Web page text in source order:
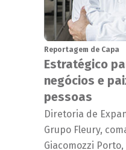
Reportagem de Capa
Estratégico
negócios e
pessoas
Diretoria de
Grupo Fleury,
Giacomozzi